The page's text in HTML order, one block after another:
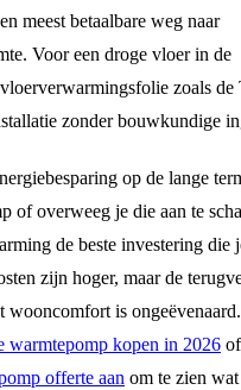
meest betaalbare weg naar
Voor een droge vloer in de
zoals de
zonder bouwkundige
op de lange
of overweeg je die aan te
de beste investering die
zijn hoger, maar de
wooncomfort is
warmtepomp kopen in 2026
offerte aan om te zien